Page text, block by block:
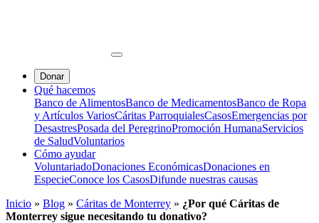
Donar
Qué hacemos
Banco de AlimentosBanco de MedicamentosBanco de Ropa
y Artículos VariosCáritas ParroquialesCasosEmergencias por
DesastresPosada del PeregrinoPromoción HumanaServicios
de SaludVoluntarios
Cómo ayudar
VoluntariadoDonaciones EconómicasDonaciones en
EspecieConoce los CasosDifunde nuestras causas
Inicio » Blog » Cáritas de Monterrey » ¿Por qué Cáritas de
Monterrey sigue necesitando tu donativo?